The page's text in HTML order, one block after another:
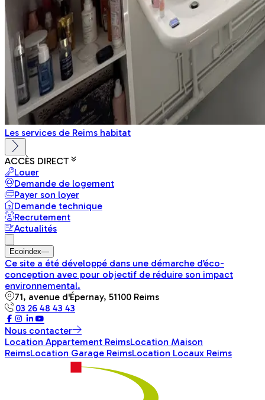
Les services de Reims habitat
ACCÈS DIRECT
Louer
Demande de logement
Payer son loyer
Demande technique
Recrutement
Actualités
Ecoindex—
Ce site a été développé dans une démarche d’éco-
conception avec pour objectif de réduire son impact
environnemental.
71, avenue d'Épernay, 51100 Reims
03 26 48 43 43
Nous contacter
Location Appartement ReimsLocation Maison
ReimsLocation Garage ReimsLocation Locaux Reims